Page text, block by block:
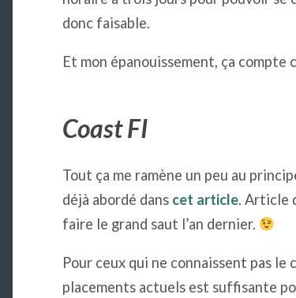
donc faisable.
Et mon épanouissement, ça compte
Coast FI
Tout ça me ramène un peu au
déjà abordé dans cet article. Article
faire le grand saut l’an dernier.
Pour ceux qui ne connaissent pas le
placements actuels est suffisante